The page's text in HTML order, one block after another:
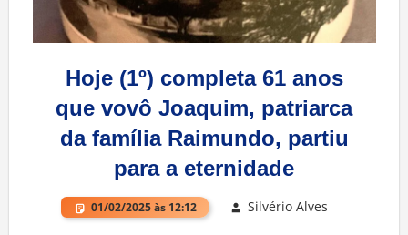
Hoje (1º) completa 61 anos
que vovô Joaquim, patriarca
da família Raimundo, partiu
para a eternidade
01/02/2025 às 12:12 Silvério Alves